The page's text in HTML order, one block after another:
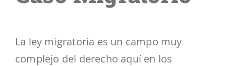
La ley migratoria es un campo muy
complejo del derecho aquí en los